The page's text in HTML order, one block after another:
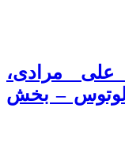
علی مرادی،
لوتوس – بخش